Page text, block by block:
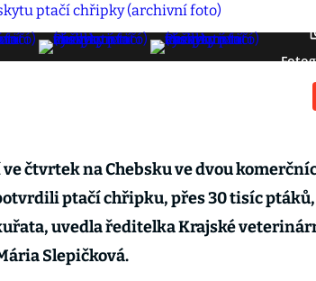
čtvrtek na Chebsku ve dvou
ptačí chřipku, přes 30 tisíc
uvedla ředitelka Krajské
Slepičková.